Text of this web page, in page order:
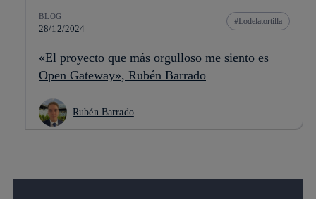
BLOG
28/12/2024
Lodelatortilla
«El proyecto que más orgulloso me siento es
Open Gateway», Rubén Barrado
Rubén Barrado